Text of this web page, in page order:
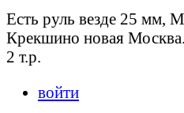
Есть руль везде 25 мм,
Крекшино новая Москва.
2 т.р.
войти